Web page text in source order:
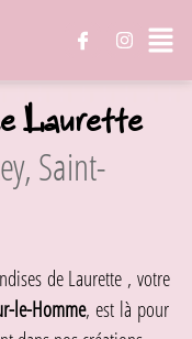
Laurette
Saint-
de Laurette , votre
le-Homme, est là pour